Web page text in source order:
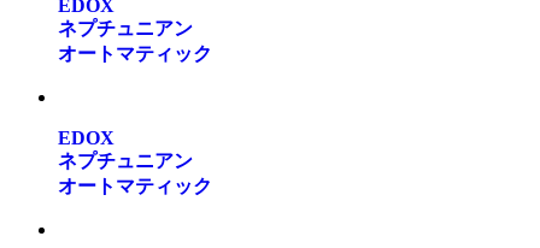
EDOX
ネプチュニアン
オートマティック
EDOX
ネプチュニアン
オートマティック